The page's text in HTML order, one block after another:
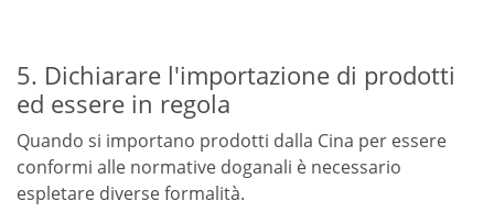
5. Dichiarare l'importazione di prodotti
ed essere in regola
Quando si importano prodotti dalla Cina per essere
conformi alle normative doganali è necessario
espletare diverse formalità.